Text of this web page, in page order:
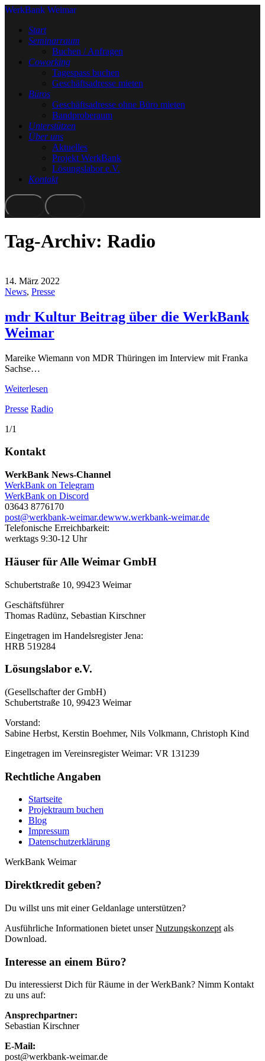
WerkBank Weimar
Start
Seminarraum
Buchen / Anfragen
Coworking
Tagespass buchen
Geschäftsadresse mieten
Büros
Geschäftsadresse ohne Büro mieten
Bandproberaum
Unterstützen
Über uns
Aktuelles
Projekt WerkBank
Lösungslabor e.V.
Kontakt
Info
Tag-Archiv: Radio
14. März 2022
News, Presse
mdr Kultur Beitrag über die WerkBank
Weimar
Mareike Wiemann von MDR Thüringen im Interview mit Franka
Sachse…
Weiterlesen
Presse Radio
1/1
Kontakt
WerkBank News-Channel
WerkBank on Telegram
WerkBank on Discord
03643 8776170
post@werkbank-weimar.dewww.werkbank-weimar.de
Telefonische Erreichbarkeit:
werktags 9:30-12 Uhr
Häuser für Alle Weimar GmbH
Schubertstraße 10, 99423 Weimar
Geschäftsführer
Thomas Radünz, Sebastian Kirschner
Eingetragen im Handelsregister Jena:
HRB 519284
Lösungslabor e.V.
(Gesellschafter der GmbH)
Schubertstraße 10, 99423 Weimar
Vorstand:
Sabine Herbst, Kerstin Boehmer, Nils Volkmann, Christoph Kind
Eingetragen im Vereinsregister Weimar: VR 131239
Rechtliche Angaben
Startseite
Projektraum buchen
Blog
Impressum
Datenschutzerklärung
WerkBank Weimar
Direktkredit geben?
Du willst uns mit einer Geldanlage unterstützen?
Ausführliche Informationen bietet unserNutzungskonzept als
Download.
Interesse an einem Büro?
Du interessierst Dich für Räume in der WerkBank? Nimm Kontakt
zu uns auf:
Ansprechpartner:
Sebastian Kirschner
E-Mail:
post@werkbank-weimar.de